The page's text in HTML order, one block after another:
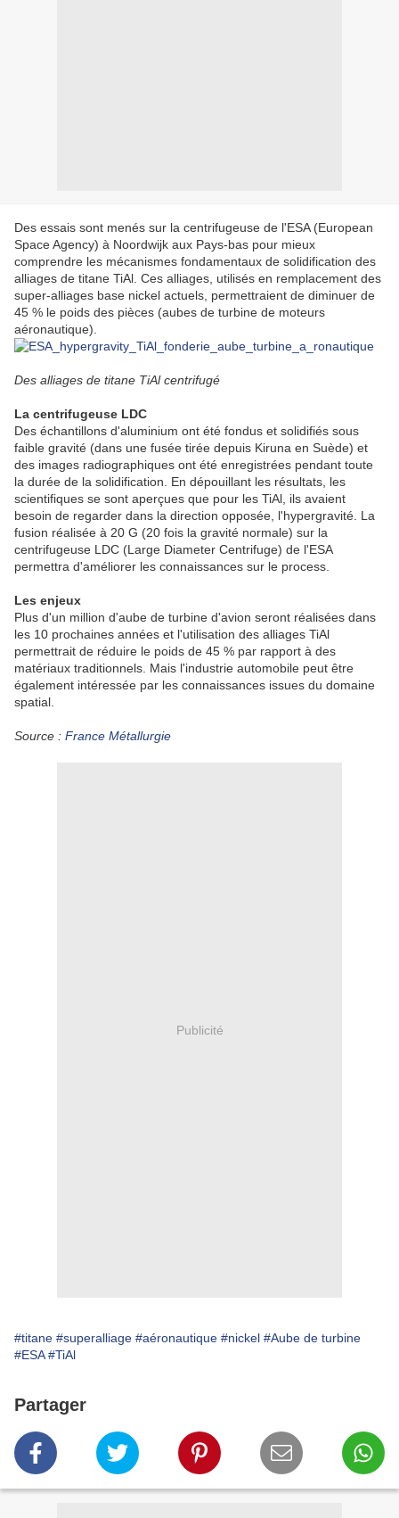
Des essais sont menés sur la centrifugeuse de l'ESA (European
Space Agency) à Noordwijk aux Pays-bas pour mieux
comprendre les mécanismes fondamentaux de solidification des
alliages de titane TiAl. Ces alliages, utilisés en remplacement des
super-alliages base nickel actuels, permettraient de diminuer de
45 % le poids des pièces (aubes de turbine de moteurs
aéronautique).
Des alliages de titane TiAl centrifugé
La centrifugeuse LDC
Des échantillons d'aluminium ont été fondus et solidifiés sous
faible gravité (dans une fusée tirée depuis Kiruna en Suède) et
des images radiographiques ont été enregistrées pendant toute
la durée de la solidification. En dépouillant les résultats, les
scientifiques se sont aperçues que pour les TiAl, ils avaient
besoin de regarder dans la direction opposée, l'hypergravité. La
fusion réalisée à 20 G (20 fois la gravité normale) sur la
centrifugeuse LDC (Large Diameter Centrifuge) de l'ESA
permettra d'améliorer les connaissances sur le process.
Les enjeux
Plus d'un million d'aube de turbine d'avion seront réalisées dans
les 10 prochaines années et l'utilisation des alliages TiAl
permettrait de réduire le poids de 45 % par rapport à des
matériaux traditionnels. Mais l'industrie automobile peut être
également intéressée par les connaissances issues du domaine
spatial.
Source : France Métallurgie
Publicité
#titane #superalliage #aéronautique #nickel #Aube de turbine
#ESA #TiAl
Partager